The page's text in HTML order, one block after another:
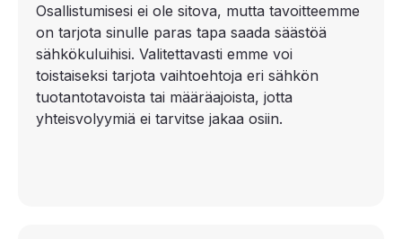
Osallistumisesi ei ole sitova, mutta tavoitteemme
on tarjota sinulle paras tapa saada säästöä
sähkökuluihisi. Valitettavasti emme voi
toistaiseksi tarjota vaihtoehtoja eri sähkön
tuotantotavoista tai määräajoista, jotta
yhteisvolyymiä ei tarvitse jakaa osiin.